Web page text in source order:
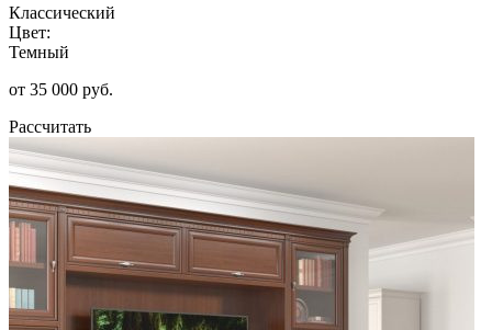
Классический
Цвет:
Темный
от 35 000 руб.
Рассчитать